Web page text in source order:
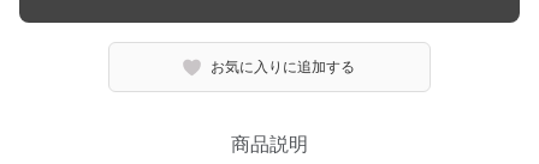
お気に入りに追加する
商品説明